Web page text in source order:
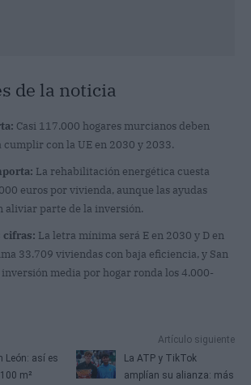
de la noticia
Casi 117.000 hogares murcianos deben
cumplir con la UE en 2030 y 2033.
La rehabilitación energética cuesta
euros por vivienda, aunque las ayudas
aliviar parte de la inversión.
cifras: La letra mínima será E en 2030 y D en
33.709 viviendas con baja eficiencia, y San
media por hogar ronda los 4.000-
León: así es
m²
Artículo siguiente
La ATP y TikTok
amplían su alianza: más